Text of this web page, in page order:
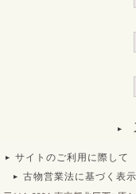
サイトのご利用に際して
古物営業法に基づく表示